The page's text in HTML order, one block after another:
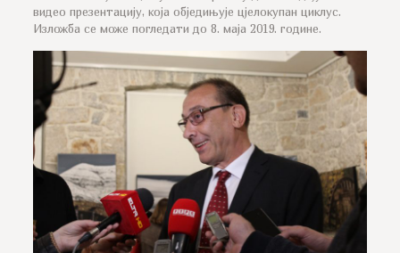
видео презентацију, која обједињује цјелокупан циклус.
Изложба се може погледати до 8. маја 2019. године.